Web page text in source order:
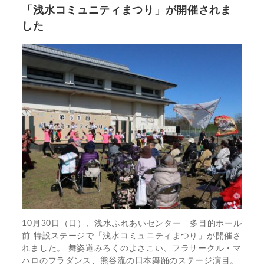
「浅水コミュニティまつり」が開催されま
した
10月30日（日）、浅水ふれあいセンター 多目的ホール
前 特設ステージで「浅水コミュニティまつり」が開催さ
れました。 舞姿道みろくのよさこい、フラサークル・マ
ハロのフラダンス、熊谷流の日本舞踊のステージ演目。